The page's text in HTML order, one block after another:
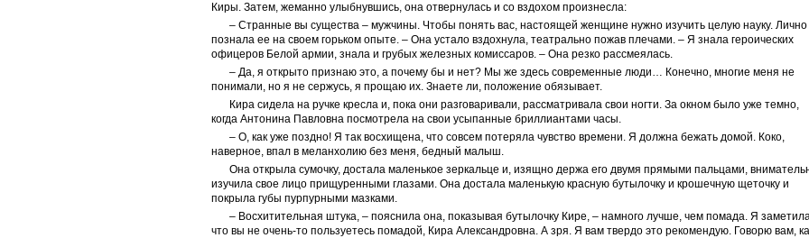
Киры. Затем, жеманно улыбнувшись, она отвернулась и со вздохом произнесла:
– Странные вы существа – мужчины. Чтобы понять вас, настоящей женщине нужно изучить целую науку. Лично
познала ее на своем горьком опыте. – Она устало вздохнула, театрально пожав плечами. – Я знала героических
офицеров Белой армии, знала и грубых железных комиссаров. – Она резко рассмеялась.
– Да, я открыто признаю это, а почему бы и нет? Мы же здесь современные люди… Конечно, многие меня не
понимали, но я не сержусь, я прощаю их. Знаете ли, положение обязывает.
Кира сидела на ручке кресла и, пока они разговаривали, рассматривала свои ногти. За окном было уже темно,
когда Антонина Павловна посмотрела на свои усыпанные бриллиантами часы.
– О, как уже поздно! Я так восхищена, что совсем потеряла чувство времени. Я должна бежать домой. Коко,
наверное, впал в меланхолию без меня, бедный малыш.
Она открыла сумочку, достала маленькое зеркальце и, изящно держа его двумя прямыми пальцами,
изучила свое лицо прищуренными глазами. Она достала маленькую красную бутылочку и крошечную щеточку и
покрыла губы пурпурными мазками.
– Восхитительная штука, – пояснила она, показывая бутылочку Кире, – намного лучше, чем помада. Я
что вы не очень-то пользуетесь помадой, Кира Александровна. А зря. Я вам твердо это рекомендую. Говорю вам,